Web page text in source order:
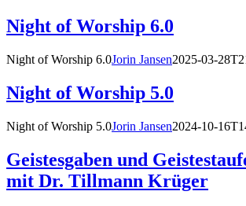
Night of Worship 6.0
Night of Worship 6.0Jorin Jansen2025-03-
Night of Worship 5.0
Night of Worship 5.0Jorin Jansen2024-10-
Geistesgaben und
mit Dr. Tillmann Krüger
Notwendig
Diese
Cookies
sind nicht
Sie werden
benötigt,
damit die